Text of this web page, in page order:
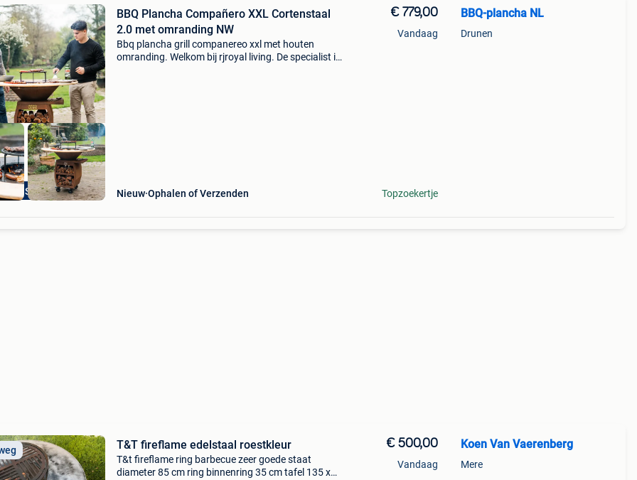
Showroom
BBQ Plancha Compañero XXL Cortenstaal
2.0 met omranding NW
Bbq plancha grill companereo xxl met houten
omranding. Welkom bij rjroyal living. De specialist in
Nieuw Ophalen of Verzenden
€ 779,00
Vandaag
Topzoekertje
BBQ-plancha NL
Drunen
T&T fireflame edelstaal roestkleur
T&t fireflame ring barbecue zeer goede staat
diameter 85 cm ring binnenring 35 cm tafel 135 x
€ 500,00
Vandaag
Koen Van Vaerenberg
Mere